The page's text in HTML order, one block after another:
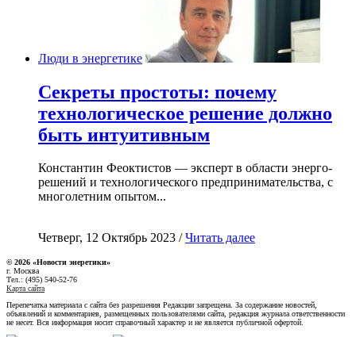
Люди в энергетике
Секреты простоты: почему
технологическое решение должно
быть интуитивным
Константин Феоктистов — эксперт в области энерго-
решений и технологического предпринимательства, с
многолетним опытом...
Четверг, 12 Октябрь 2023 /Читать далее
© 2026 «Новости энеретики»
г. Москва
Тел.: (495) 540-52-76
Карта сайта
Перепечатка материала с сайта без разрешения Редакции запрещена. За содержание новостей,
объявлений и комментариев, размещенных пользователями сайта, редакция журнала ответственности
не несет. Вся информация носит справочный характер и не является публичной офертой.